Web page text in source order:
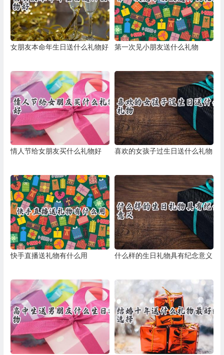
女朋友本命年生日送什么礼物好 第一次见小朋友送什么礼物
情人节给女朋友买什么礼物好 喜欢的女孩子过生日送什么礼物
快手直播送礼物有什么用 什么样的生日礼物具有纪念意义